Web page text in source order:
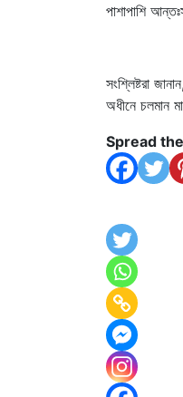
পাশাপাশি
সংশ্লিষ্টরা
অধীনে চলমান
Spread